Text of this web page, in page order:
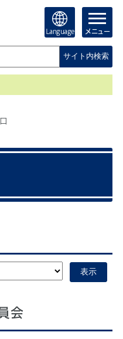
Language メニュー
サイト内検索
表示
会